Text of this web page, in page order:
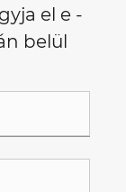
el e -
belül